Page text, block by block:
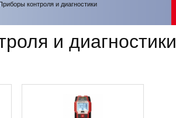
контроля и диагностики
и диагностики